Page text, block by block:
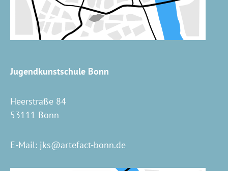
Jugendkunstschule Bonn
Heerstraße 84
53111 Bonn
E-Mail: jks@artefact-bonn.de